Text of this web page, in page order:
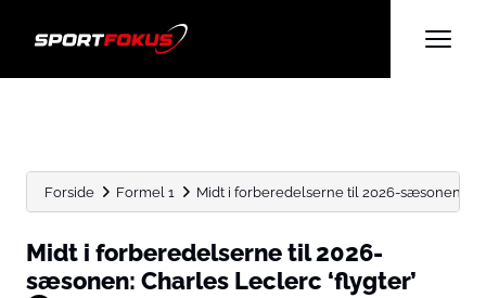
Forside Formel 1 Midt i forberedelserne til 2026-sæsonen:
Midt i forberedelserne til 2026-
sæsonen: Charles Leclerc ‘flygter’